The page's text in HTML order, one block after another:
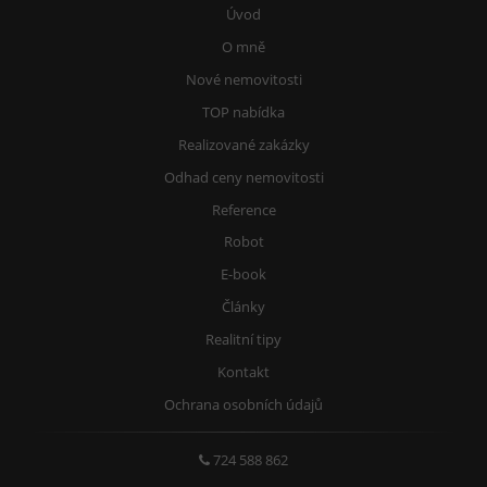
Úvod
O mně
Nové nemovitosti
TOP nabídka
Realizované zakázky
Odhad ceny nemovitosti
Reference
Robot
E-book
Články
Realitní tipy
Kontakt
Ochrana osobních údajů
724 588 862